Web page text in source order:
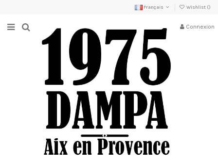
Français Wishlist ()
Connexion